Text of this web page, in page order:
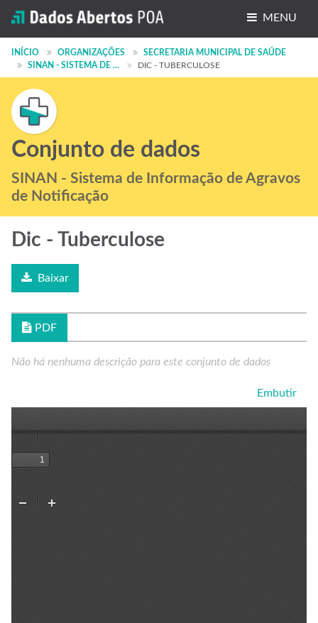
MENU
Conjuntos de dados
Organizações
Grupos
Sobre
INÍCIO ORGANIZAÇÕES
SECRETARIA MUNICIPAL DE SAÚDE
SINAN - SISTEMA DE ...
DIC - TUBERCULOSE
Conjunto de dados
SINAN - Sistema de Informação de Agravos
de Notificação
Dic - Tuberculose
Baixar
PDF
Não há nenhuma descrição para este conjunto de dados
Embutir